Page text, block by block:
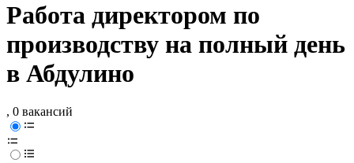
Работа директором по
производству на полный день
в Абдулино
, 0 вакансий